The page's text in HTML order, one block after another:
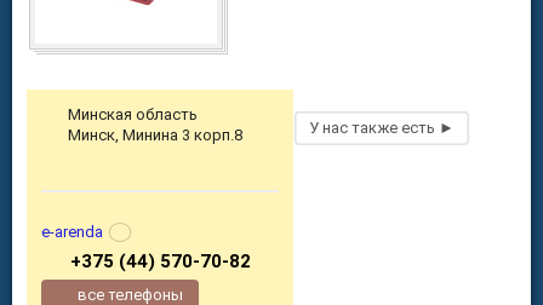
Минская область
Минск, Минина 3 корп.8
e-arenda
+375 (44) 570-70-82
все телефоны